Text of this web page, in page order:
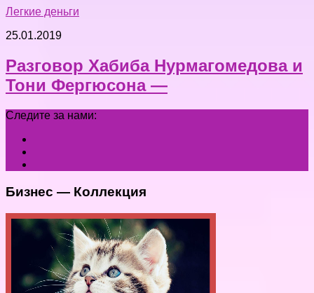
Легкие деньги
25.01.2019
Разговор Хабиба Нурмагомедова и
Тони Фергюсона —
Следите за нами:
Бизнес — Коллекция